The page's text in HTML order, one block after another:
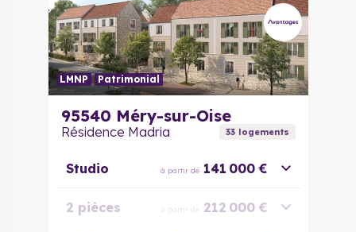
LMNP Patrimonial
95540 Méry-sur-Oise
Résidence Madria 33logements
Studio à partir de 141 000 €
2 pièces à partir de 212 000 €